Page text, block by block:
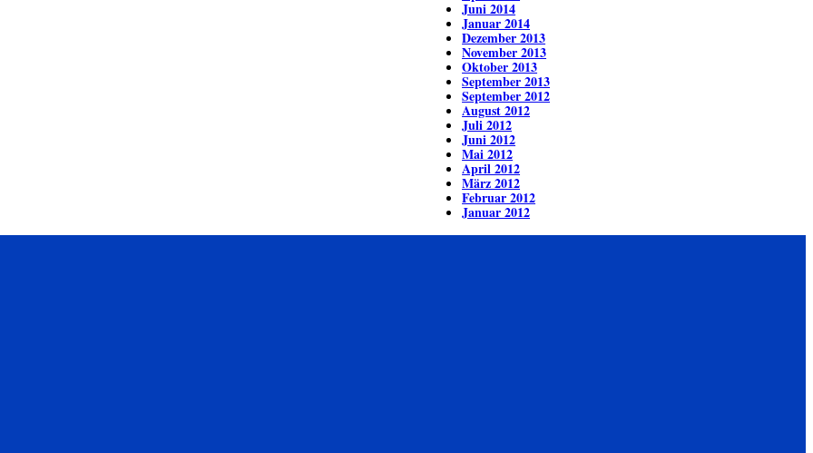
Juni 2014
Januar 2014
Dezember 2013
November 2013
Oktober 2013
September 2013
September 2012
August 2012
Juli 2012
Juni 2012
Mai 2012
April 2012
März 2012
Februar 2012
Januar 2012